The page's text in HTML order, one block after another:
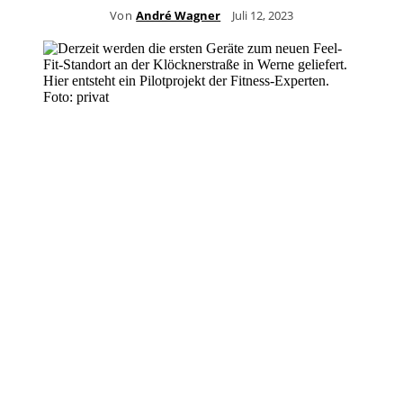
Von André Wagner Juli 12, 2023